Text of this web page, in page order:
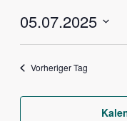
05.07.2025
Datum
wählen.
Vorheriger Tag